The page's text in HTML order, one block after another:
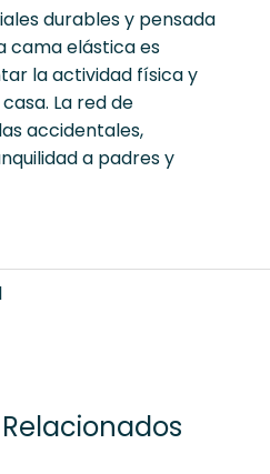
durables y pensada
cama elástica es
la actividad física y
La red de
accidentales,
a padres y